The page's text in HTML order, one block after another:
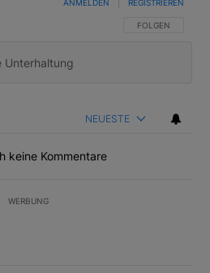
FOLGE DIESER
FOLGEN
ANMELDEN REGISTRIEREN
NEUESTE
keine Kommentare
WERBUNG